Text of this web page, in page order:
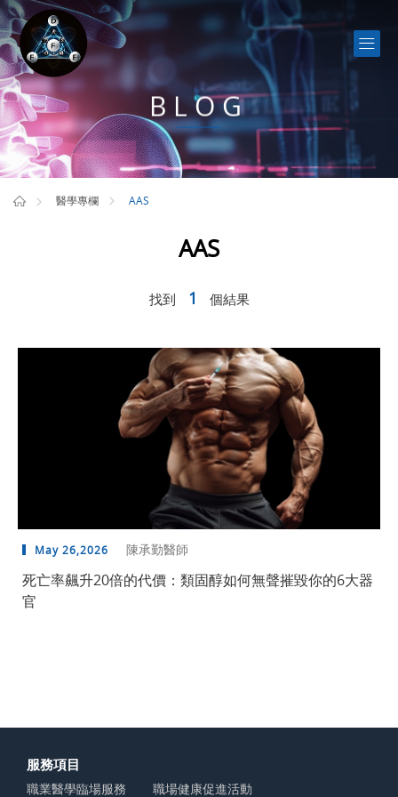
BLOG
醫學專欄 AAS
AAS
找到 1 個結果
May 26,2026 陳承勤醫師
死亡率飆升20倍的代價：類固醇如何無聲摧毀你的6大器
官
服務項目
職業醫學臨場服務 職場健康促進活動